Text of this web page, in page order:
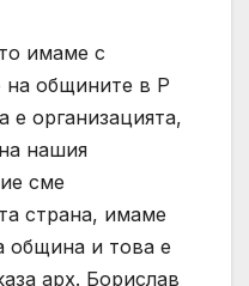
имаме с
общините в Р
е организацията,
нашия
сме
страна, имаме
община и това е
арх. Борислав